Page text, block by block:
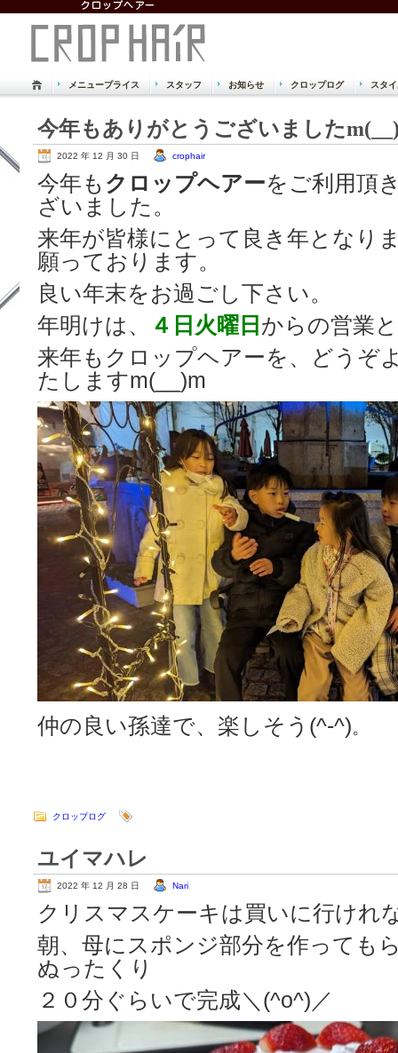
倉敷市 児島 美容室 美容院 クロ
Just another WordPress site
メニュープライス スタッフ お知らせ クロップログ スタ
今年もありがとうございました
2022 年 12 月 30 日 crophair
今年も クロップヘアーをご利用頂
ざいました。
来年が皆様にとって良き年となり
願っております。
良い年末をお過ごし下さい。
年明けは、
４日火曜日 からの営業
来年もクロップヘアーを、どうぞ
たしますm(__)m
仲の良い孫達で、楽しそう(^-^)。
クロップログ
ユイマハレ
2022 年 12 月 28 日 Nari
クリスマスケーキは買いに行けれ
朝、母にスポンジ部分を作っても
ぬったくり
２０分ぐらいで完成＼(^o^)／